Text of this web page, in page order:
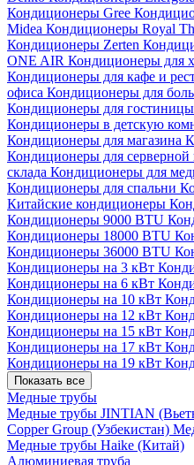
Кондиционеры Gree
Midea Кондиционеры Royal
Кондиционеры Zerten
ONE AIR Кондиционеры для
Кондиционеры для кафе и
офиса Кондиционеры для
Кондиционеры для гостиницы
Кондиционеры в детскую
Кондиционеры для магазина
Кондиционеры для серверной
склада Кондиционеры для
Кондиционеры для спальни
Китайские кондиционеры
Кондиционеры 9000 BTU
Кондиционеры 18000 BTU
Кондиционеры 36000 BTU
Кондиционеры на 3 кВт
Кондиционеры на 6 кВт
Кондиционеры на 10 кВт
Кондиционеры на 12 кВт
Кондиционеры на 15 кВт
Кондиционеры на 17 кВт
Кондиционеры на 19 кВт
Показать все
Медные трубы
Медные трубы JINTIAN
Copper Group (Узбекистан)
Медные трубы Haike (Китай)
Алюминиевая труба